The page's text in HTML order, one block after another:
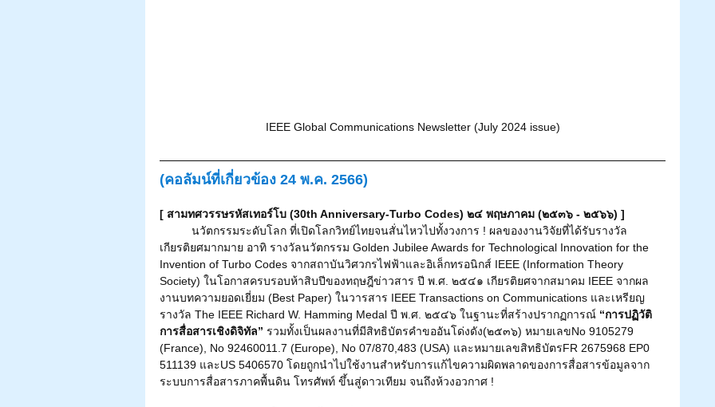
IEEE Global Communications Newsletter (July 2024 issue)
(คอลัมน์ที่เกี่ยวข้อง 24 พ.ค. 2566)
[ สามทศวรรษรหัสเทอร์โบ (30th Anniversary-Turbo Codes) ๒๔ พฤษภาคม (๒๕๓๖ - ๒๕๖๖) ]
เกียรติยศมากมาย อาทิ รางวัลนวัตกรรม Golden Jubilee Awards for Technological Innovation for the
Invention of Turbo Codes จากสถาบันวิศวกรไฟฟ้าและอิเล็กทรอนิกส์ IEEE (Information Theory
Society) ในโอกาสครบรอบห้าสิบปีของทฤษฎีข่าวสาร ปี พ.ศ. ๒๕๔๑ เกียรติยศจากสมาคม IEEE จากผล
งานบทความยอดเยี่ยม (Best Paper) ในวารสาร IEEE Transactions on Communications และเหรียญ
รางวัล The IEEE Richard W. Hamming Medal ปี พ.ศ. ๒๕๔๖ ในฐานะที่สร้างปรากฏการณ์ “การปฏิวัติ
การสื่อสารเชิงดิจิทัล” รวมทั้งเป็นผลงานที่มีสิทธิบัตรคำขออันโด่งดัง(๒๕๓๖) หมายเลขNo 9105279
(France), No 92460011.7 (Europe), No 07/870,483 (USA) และหมายเลขสิทธิบัตรFR 2675968 EP0
511139 และUS 5406570 โดยถูกนำไปใช้งานสำหรับการแก้ไขความผิดพลาดของการสื่อสารข้อมูลจาก
ระบบการสื่อสารภาคพื้นดิน โทรศัพท์ ขึ้นสู่ดาวเทียม จนถึงห้วงอวกาศ !